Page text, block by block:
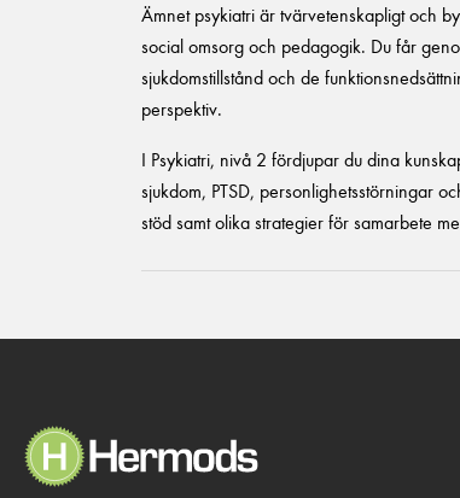
Ämnet psykiatri är tvärvetenskapligt och
social omsorg och pedagogik. Du får
sjukdomstillstånd och de
perspektiv.
I Psykiatri, nivå 2 fördjupar du dina
sjukdom, PTSD, personlighetsstörningar
stöd samt olika strategier för samarbete